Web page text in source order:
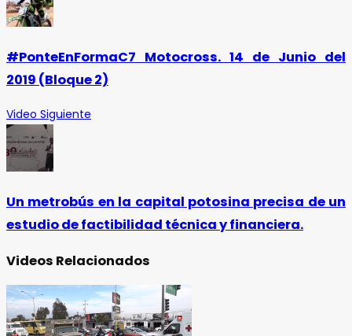
#PonteEnFormaC7 Motocross. 14 de Junio del
2019 (Bloque 2)
Video Siguiente
Un metrobús en la capital potosina precisa de un
estudio de factibilidad técnica y financiera.
Videos Relacionados